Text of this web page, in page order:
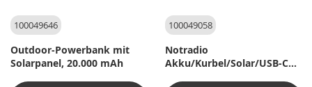
100049646
Outdoor-Powerbank mit
Solarpanel, 20.000 mAh
100049058
Notradio
Akku/Kurbel/Solar/USB-C